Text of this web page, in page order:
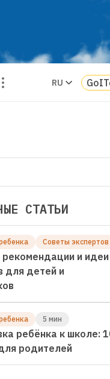
RU
СТАТЬИ
Советы экспертов
и идеи
для детей и
5 мин
ребёнка к школе:
родителей